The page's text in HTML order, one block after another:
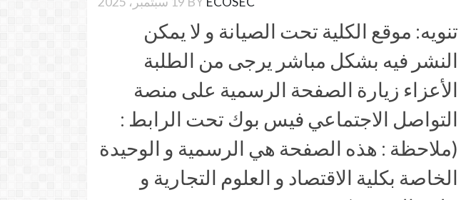
تنويه: موقع الكلية تحت الصيانة و لا يمكن
النشر فيه بشكل مباشر يرجى من الطلبة
الأعزاء زيارة الصفحة الرسمية على منصة
التواصل الاجتماعي فيس بوك تحت الرابط :
(ملاحظة : هذه الصفحة هي الرسمية و الوحيدة
الخاصة بكلية الاقتصاد و العلوم التجارية و